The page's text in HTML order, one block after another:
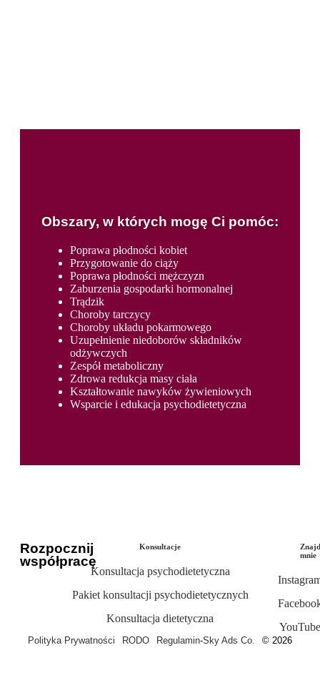
Obszary, w których mogę Ci pomóc:
Poprawa płodności kobiet
Przygotowanie do ciąży
Poprawa płodności mężczyzn
Zaburzenia gospodarki hormonalnej
Trądzik
Choroby tarczycy
Choroby układu pokarmowego
Uzupełnienie niedoborów składników
odżywczych
Zespół metaboliczny
Zdrowa redukcja masy ciała
Kształtowanie nawyków żywieniowych
Wsparcie i edukacja psychodietetyczna
Rozpocznij
współpracę
Konsultacje
Konsultacja psychodietetyczna
Pakiet konsultacji psychodietetycznych
Konsultacja dietetyczna
mnie
YouTube
Polityka Prywatności RODO Regulamin-Sky Ads Co. © 2026